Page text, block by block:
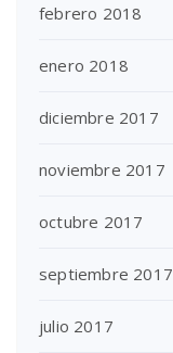
febrero 2018
enero 2018
diciembre 2017
noviembre 2017
octubre 2017
septiembre 2017
julio 2017